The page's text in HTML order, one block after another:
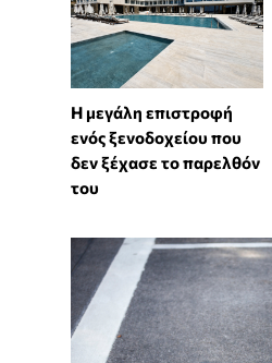
Η μεγάλη επιστροφή
ενός ξενοδοχείου που
δεν ξέχασε το παρελθόν
του